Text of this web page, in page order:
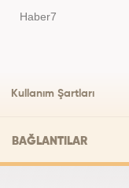
Haber7
Kullanım Şartları
BAĞLANTILAR